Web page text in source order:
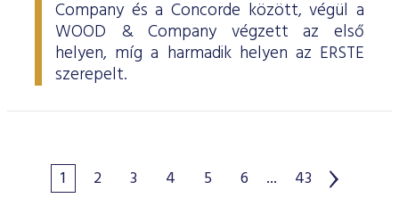
Company és a Concorde között, végül a
WOOD & Company végzett az első
helyen, míg a harmadik helyen az ERSTE
szerepelt.
1 2 3 4 5 6 ... 43